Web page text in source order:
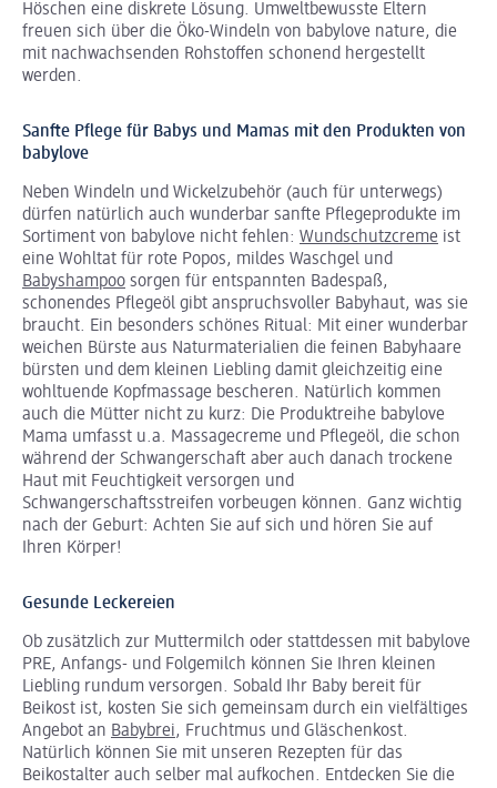
Höschen eine diskrete Lösung. Umweltbewusste Eltern
freuen sich über die Öko-Windeln von babylove nature, die
mit nachwachsenden Rohstoffen schonend hergestellt
werden.
Sanfte Pflege für Babys und Mamas mit den Produkten von
babylove
Neben Windeln und Wickelzubehör (auch für unterwegs)
dürfen natürlich auch wunderbar sanfte Pflegeprodukte im
Sortiment von babylove nicht fehlen: Wundschutzcreme ist
eine Wohltat für rote Popos, mildes Waschgel und
Babyshampoo sorgen für entspannten Badespaß,
schonendes Pflegeöl gibt anspruchsvoller Babyhaut, was sie
braucht. Ein besonders schönes Ritual: Mit einer wunderbar
weichen Bürste aus Naturmaterialien die feinen Babyhaare
bürsten und dem kleinen Liebling damit gleichzeitig eine
wohltuende Kopfmassage bescheren. Natürlich kommen
auch die Mütter nicht zu kurz: Die Produktreihe babylove
Mama umfasst u.a. Massagecreme und Pflegeöl, die schon
während der Schwangerschaft aber auch danach trockene
Haut mit Feuchtigkeit versorgen und
Schwangerschaftsstreifen vorbeugen können. Ganz wichtig
nach der Geburt: Achten Sie auf sich und hören Sie auf
Ihren Körper!
Gesunde Leckereien
Ob zusätzlich zur Muttermilch oder stattdessen mit babylove
PRE, Anfangs- und Folgemilch können Sie Ihren kleinen
Liebling rundum versorgen. Sobald Ihr Baby bereit für
Beikost ist, kosten Sie sich gemeinsam durch ein vielfältiges
Angebot an Babybrei, Fruchtmus und Gläschenkost.
Natürlich können Sie mit unseren Rezepten für das
Beikostalter auch selber mal aufkochen. Entdecken Sie die